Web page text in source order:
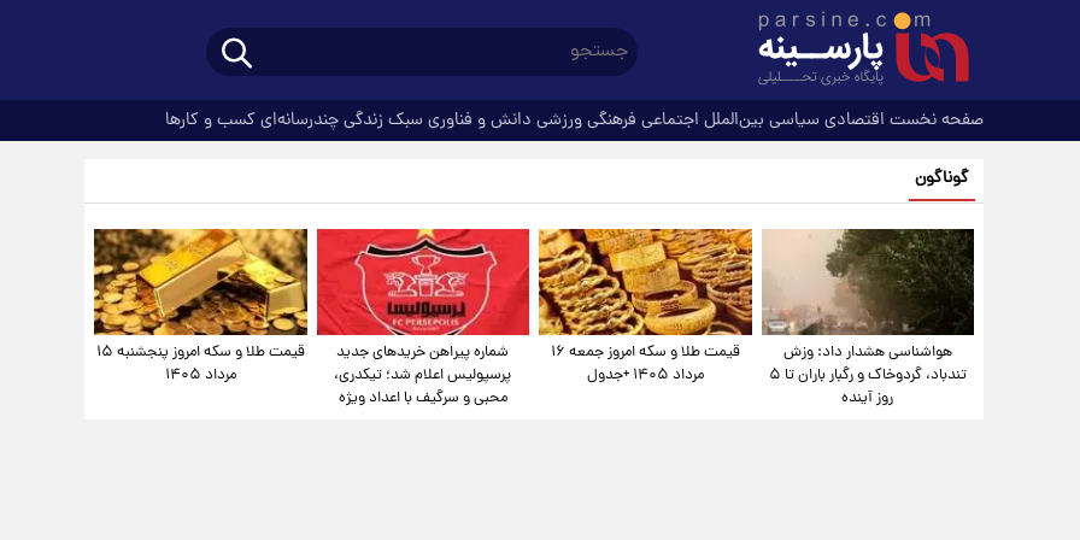
صفحه نخست اقتصادی سیاسی بین‌الملل اجتماعی فرهنگیورزشی دانش و فناوری سبک زندگیچندرسانه‌ای کسب و کارها
گوناگون
هواشناسی هشدار داد: وزش
تندباد، گردوخاک و رگبار باران تا ۵
روز آینده
قیمت طلا و سکه امروز جمعه ۱۶
مرداد ۱۴۰۵ +جدول
شماره پیراهن خریدهای جدید
پرسپولیس اعلام شد؛ تیکدری،
محبی و سرگیف با اعداد ویژه
قیمت طلا و سکه امروز پنجشنبه ۱۵
مرداد ۱۴۰۵